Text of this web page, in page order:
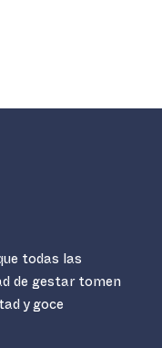
todas las
de gestar tomen
y goce